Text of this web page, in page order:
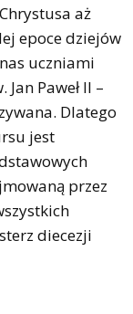
aż
epoce dziejów
uczniami
Paweł II –
Dlatego
jest
przez
diecezji